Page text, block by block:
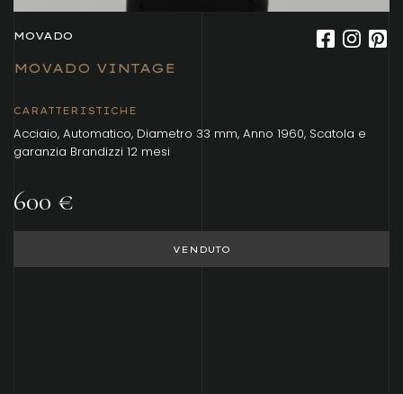
MOVADO
MOVADO VINTAGE
CARATTERISTICHE
Acciaio, Automatico, Diametro 33 mm, Anno 1960, Scatola e
garanzia Brandizzi 12 mesi
600 €
VENDUTO